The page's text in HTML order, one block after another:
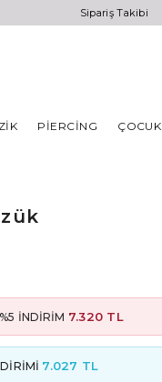
Sipariş Takibi
PIERCING ÇOCUK
İNDİRİM 7.320 TL
7.027 TL